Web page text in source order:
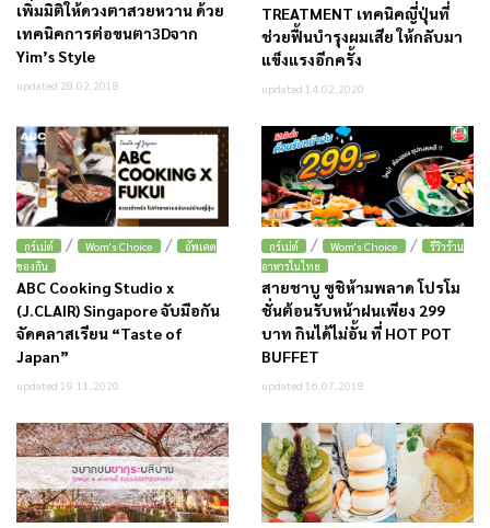
เพิ่มมิติให้ดวงตาสวยหวาน ด้วย
เทคนิคการต่อขนตา3Dจาก
Yim’s Style
updated 28.02.2018
TREATMENT เทคนิคญี่ปุ่นที่
ช่วยฟื้นบำรุงผมเสีย ให้กลับมา
แข็งแรงอีกครั้ง
updated 14.02.2020
กูร์เม่ต์ / Wom's Choice /
อัพเดต
ของกิน
ABC Cooking Studio x
(J.CLAIR) Singapore จับมือกัน
จัดคลาสเรียน “Taste of
Japan”
updated 19.11.2020
กูร์เม่ต์ / Wom's Choice /
รีวิวร้าน
อาหารในไทย
สายชาบู ซูชิห้ามพลาด โปรโม
ชั่นต้อนรับหน้าฝนเพียง 299
บาท กินได้ไม่อั้น ที่ HOT POT
BUFFET
updated 16.07.2018